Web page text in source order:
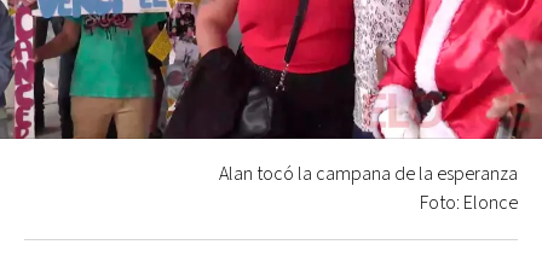
Alan tocó la campana de la esperanza
Foto: Elonce